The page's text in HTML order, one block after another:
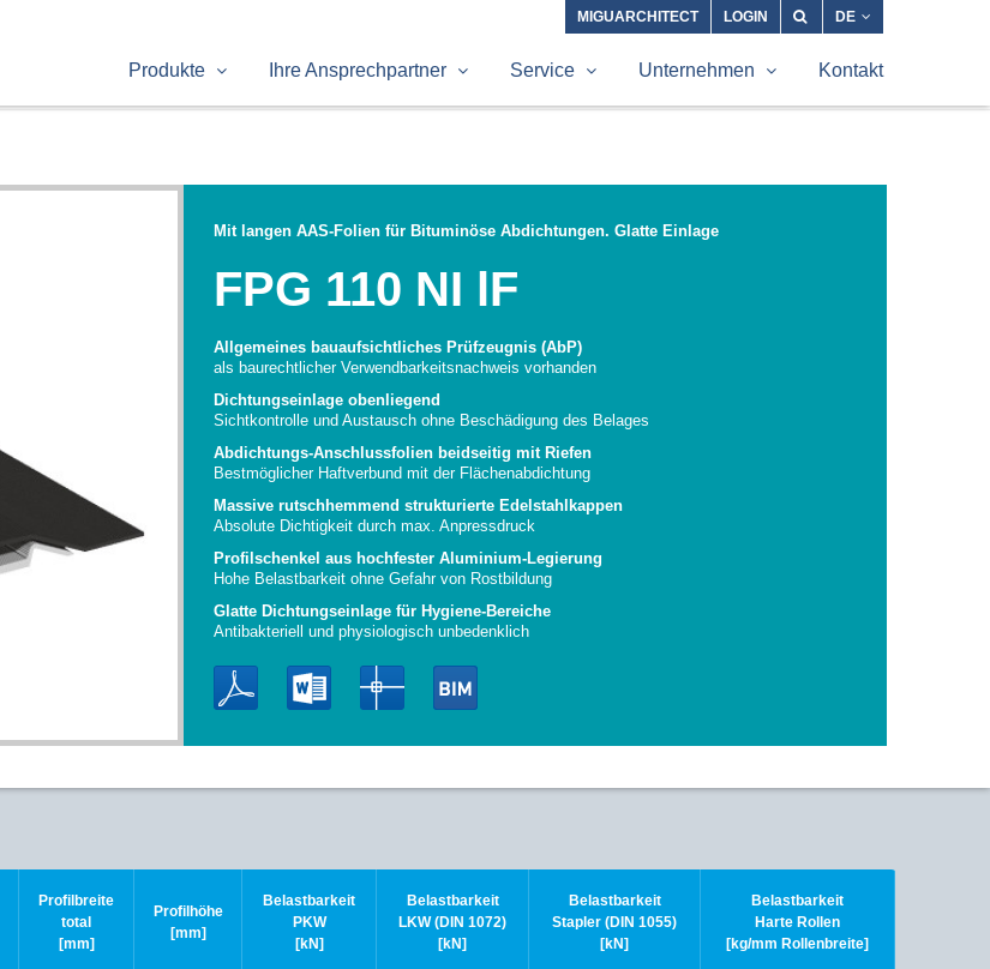
MIGUARCHITECT LOGIN DE
Produkte Ihre Ansprechpartner Service Unternehmen Kontakt
Mit langen AAS-Folien für Bituminöse Abdichtungen. Glatte Einlage
FPG 110 NI lF
Allgemeines bauaufsichtliches Prüfzeugnis (AbP)
als baurechtlicher Verwendbarkeitsnachweis vorhanden
Dichtungseinlage obenliegend
Sichtkontrolle und Austausch ohne Beschädigung des Belages
Abdichtungs-Anschlussfolien beidseitig mit Riefen
Bestmöglicher Haftverbund mit der Flächenabdichtung
Massive rutschhemmend strukturierte Edelstahlkappen
Absolute Dichtigkeit durch max. Anpressdruck
Profilschenkel aus hochfester Aluminium-Legierung
Hohe Belastbarkeit ohne Gefahr von Rostbildung
Glatte Dichtungseinlage für Hygiene-Bereiche
Antibakteriell und physiologisch unbedenklich
Profilbreite
total
[mm]
Profilhöhe
[mm]
Belastbarkeit
PKW
[kN]
Belastbarkeit
LKW (DIN 1072)
[kN]
Belastbarkeit
Stapler (DIN 1055)
[kN]
Belastbarkeit
Harte Rollen
[kg/mm Rollenbreite]